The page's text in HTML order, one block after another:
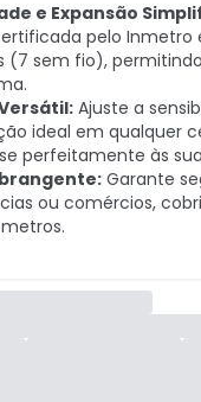
e Expansão
pelo Inmetro
(7 sem fio),
Ajuste a
ideal em qualquer
perfeitamente às
Garante
ou comércios,